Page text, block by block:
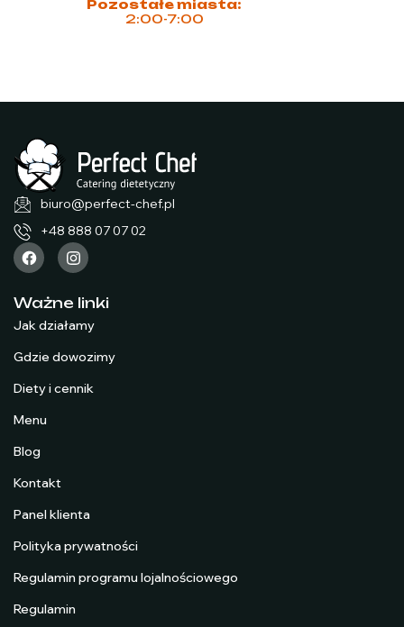
Pozostałe miasta:
2:00-7:00
biuro@perfect-chef.pl
+48 888 07 07 02
Ważne linki
Jak działamy
Gdzie dowozimy
Diety i cennik
Menu
Blog
Kontakt
Panel klienta
Polityka prywatności
Regulamin programu lojalnościowego
Regulamin